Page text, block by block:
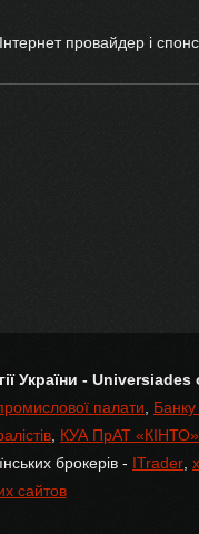
Інтернет провайдер і
України -
палати
КУА ПрАТ «КІНТО»
брокерів - ITrader